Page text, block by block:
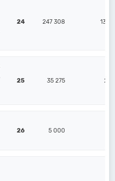
24 247 308 133
25 35 275 27
26 5 000